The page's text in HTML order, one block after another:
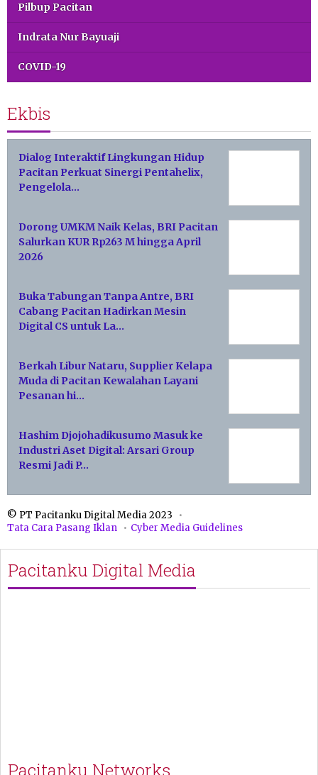
Pilbup Pacitan
Indrata Nur Bayuaji
COVID-19
Ekbis
Dialog Interaktif Lingkungan Hidup
Pacitan Perkuat Sinergi Pentahelix,
Pengelola…
Dorong UMKM Naik Kelas, BRI Pacitan
Salurkan KUR Rp263 M hingga April
2026
Buka Tabungan Tanpa Antre, BRI
Cabang Pacitan Hadirkan Mesin
Digital CS untuk La…
Berkah Libur Nataru, Supplier Kelapa
Muda di Pacitan Kewalahan Layani
Pesanan hi…
Hashim Djojohadikusumo Masuk ke
Industri Aset Digital: Arsari Group
Resmi Jadi P…
© PT Pacitanku Digital Media 2023
Tata Cara Pasang Iklan
Cyber Media Guidelines
Pacitanku Digital Media
Pacitanku Networks